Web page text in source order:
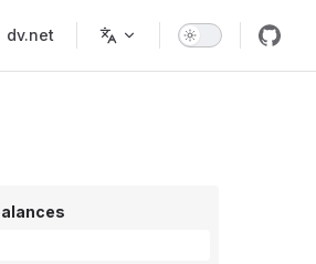
dv.net